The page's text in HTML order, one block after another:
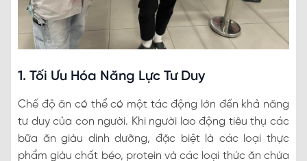
1. Tối Ưu Hóa Năng Lực Tư Duy
Chế độ ăn có thể có một tác động lớn đến khả năng
tư duy của con người. Khi người lao động tiêu thụ các
bữa ăn giàu dinh dưỡng, đặc biệt là các loại thực
phẩm giàu chất béo, protein và các loại thức ăn chứa